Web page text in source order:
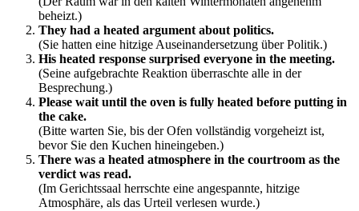
beheizt.)
They had a heated argument about politics.
(Sie hatten eine hitzige Auseinandersetzung über Politik.)
His heated response surprised everyone in the meeting.
(Seine aufgebrachte Reaktion überraschte alle in der
Besprechung.)
Please wait until the oven is fully heated before putting in
the cake.
(Bitte warten Sie, bis der Ofen vollständig vorgeheizt ist,
bevor Sie den Kuchen hineingeben.)
There was a heated atmosphere in the courtroom as the
verdict was read.
(Im Gerichtssaal herrschte eine angespannte, hitzige
Atmosphäre, als das Urteil verlesen wurde.)